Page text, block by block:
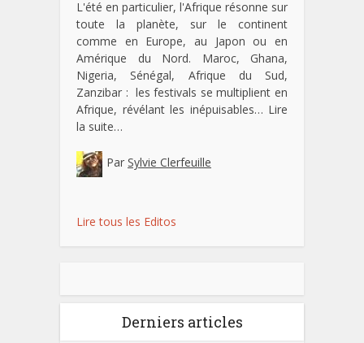
L'été en particulier, l'Afrique résonne sur
toute la planète, sur le continent
comme en Europe, au Japon ou en
Amérique du Nord. Maroc, Ghana,
Nigeria, Sénégal, Afrique du Sud,
Zanzibar : les festivals se multiplient en
Afrique, révélant les inépuisables… Lire
la suite…
Par Sylvie Clerfeuille
Lire tous les Editos
Derniers articles